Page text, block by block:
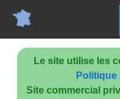
Le site utilise les
Site commercial